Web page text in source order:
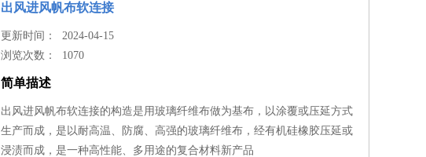
出风进风帆布软连接
更新时间： 2024-04-15
浏览次数： 1070
简单描述
出风进风帆布软连接的构造是用玻璃纤维布做为基布，以涂覆或压延方式
生产而成，是以耐高温、防腐、高强的玻璃纤维布，经有机硅橡胶压延或
浸渍而成，是一种高性能、多用途的复合材料新产品